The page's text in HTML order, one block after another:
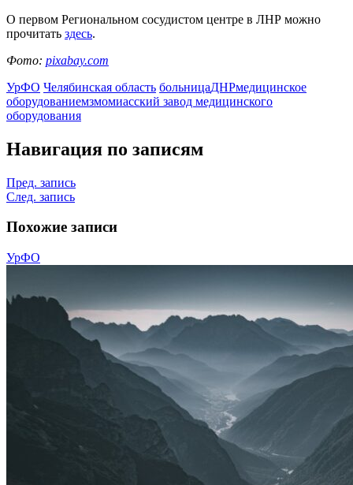
О первом Региональном сосудистом центре в ЛНР можно
прочитать здесь.
Фото: pixabay.com
УрФО Челябинская область больницаДНРмедицинское
оборудованиемзмомиасский завод медицинского
оборудования
Навигация по записям
Пред. запись
След. запись
Похожие записи
УрФО